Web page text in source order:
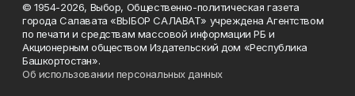
© 1954-2026, Выбор, Общественно-политическая газета
города Салавата «ВЫБОР САЛАВАТ» учреждена Агентством
по печати и средствам массовой информации РБ и
Акционерным обществом Издательский дом «Республика
Башкортостан».
Об использовании персональных данных